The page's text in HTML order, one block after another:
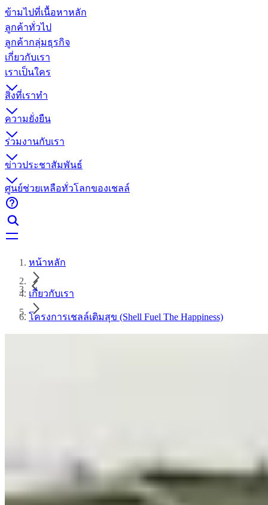
ข้ามไปที่เนื้อหาหลัก
ลูกค้าทั่วไป
ลูกค้ากลุ่มธุรกิจ
เกี่ยวกับเรา
เราเป็นใคร
สิ่งที่เราทำ
ความยั่งยืน
ร่วมงานกับเรา
ข่าวประชาสัมพันธ์
ศูนย์ช่วยเหลือทั่วโลกของเชลล์
หน้าหลัก
เกี่ยวกับเรา
โครงการเชลล์เติมสุข (Shell Fuel The Happiness)